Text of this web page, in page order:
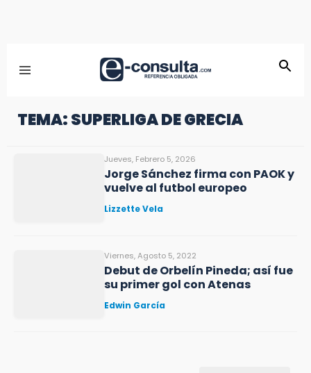
TEMA: SUPERLIGA DE GRECIA
Jueves, Febrero 5, 2026
Jorge Sánchez firma con PAOK y
vuelve al futbol europeo
Lizzette Vela
Viernes, Agosto 5, 2022
Debut de Orbelín Pineda; así fue
su primer gol con Atenas
Edwin García